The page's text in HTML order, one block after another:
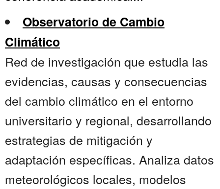
Observatorio de Cambio
Climático
Red de investigación que estudia las
evidencias, causas y consecuencias
del cambio climático en el entorno
universitario y regional, desarrollando
estrategias de mitigación y
adaptación específicas. Analiza datos
meteorológicos locales, modelos